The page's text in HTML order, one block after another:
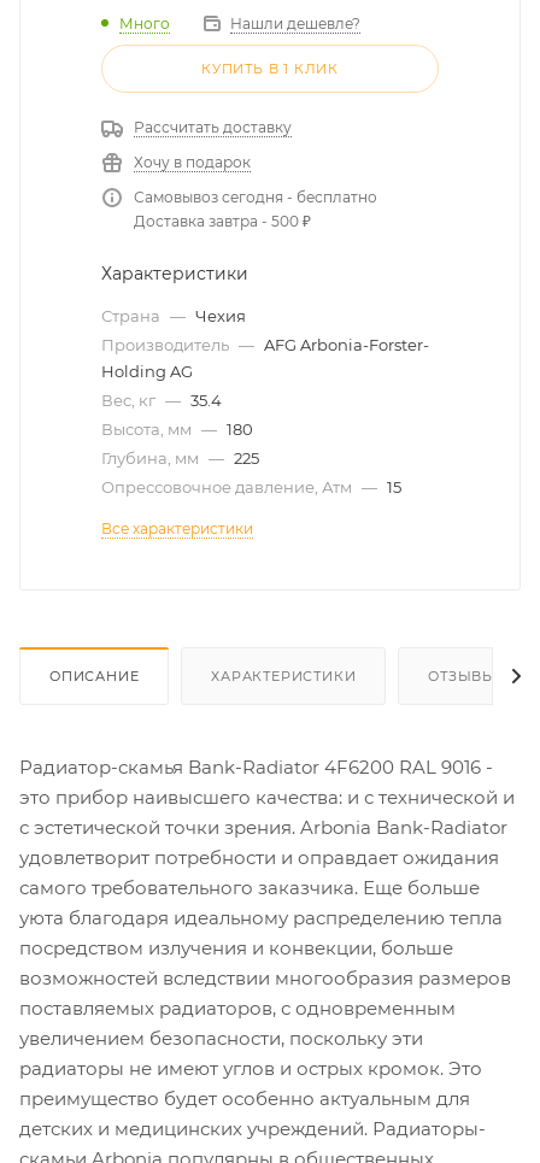
Много Нашли дешевле?
КУПИТЬ В 1 КЛИК
Рассчитать доставку
Хочу в подарок
Самовывоз сегодня - бесплатно
Доставка завтра - 500 ₽
Характеристики
Страна — Чехия
Производитель — AFG Arbonia-Forster-
Holding AG
Вес, кг — 35.4
Высота, мм — 180
Глубина, мм — 225
Опрессовочное давление, Атм — 15
Все характеристики
ОПИСАНИЕ ХАРАКТЕРИСТИКИ ОТЗЫВЫ
Радиатор-скамья Bank-Radiator 4F6200 RAL 9016 -
это прибор наивысшего качества: и с технической и
с эстетической точки зрения. Arbonia Bank-Radiator
удовлетворит потребности и оправдает ожидания
самого требовательного заказчика. Еще больше
уюта благодаря идеальному распределению тепла
посредством излучения и конвекции, больше
возможностей вследствии многообразия размеров
поставляемых радиаторов, с одновременным
увеличением безопасности, поскольку эти
радиаторы не имеют углов и острых кромок. Это
преимущество будет особенно актуальным для
детских и медицинских учреждений. Радиаторы-